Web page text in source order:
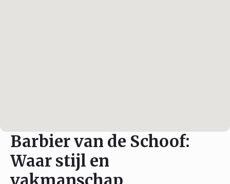
Barbier van de Schoof:
Waar stijl en